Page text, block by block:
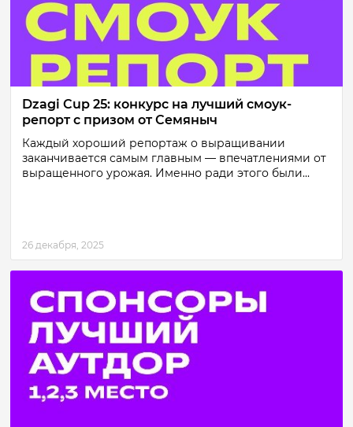
Dzagi Cup 25: конкурс на лучший смоук-
репорт с призом от Семяныч
Каждый хороший репортаж о выращивании
заканчивается самым главным — впечатлениями от
выращенного урожая. Именно ради этого были...
26 декабря, 2025